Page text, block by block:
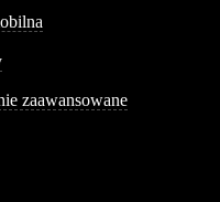
zaawansowane